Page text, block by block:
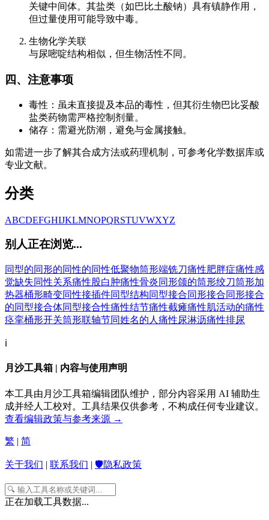
关键中间体。其盐类（如巴比土酸钠）具有镇静作用，
但过量使用可能导致中毒。
生物化学关联
与尿嘧啶结构相似，但生物活性不同。
四、注意事项
毒性：虽未直接提及本品的毒性，但其衍生物巴比妥酸
盐类药物需严格控制剂量。
储存：需避光防潮，避免与金属接触。
如需进一步了解其合成方法或药理机制，可参考化学数据库或
专业文献。
分类
ABCDEFGHIJKLMNOPQRSTUVWXYZ
别人正在浏览...
同型的同形的同性的同性低聚物筒形端铣刀痛性肥胖症痛性感
觉缺失同性关系痛性股白肿痛性骨炎同形颌的筒形绞刀筒形加
热器桶形畸变同性接插件同型结构同型接合同形接合同形接合
的同型接合体同型接合性痛性结节痛性截瘫痛性肌活动的痛性
痉挛桶形开关筒形联轴节同姓名的人 痛性尿淋沥痛性排尿
ℹ️
月沙工具箱 | 内容与使用声明
本工具由月沙工具箱编辑团队维护，部分内容采用 AI 辅助生
成并经人工校对。工具结果仅供参考，不构成任何专业建议。
查看编辑政策与参考来源 →
繁 | 简
关于我们 | 联系我们 | 🛡️隐私政策
正在加载工具数据...